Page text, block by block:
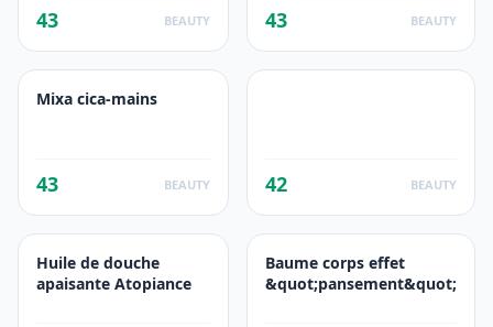
43 BEAUTY 43 BEAUTY
Mixa cica-mains
43 BEAUTY 42 BEAUTY
Huile de douche
apaisante Atopiance
Baume corps effet
&quot;pansement&quot;